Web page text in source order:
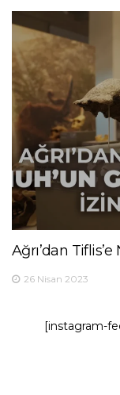
Ağrı’dan
26 Nisan 2023
[instagram-